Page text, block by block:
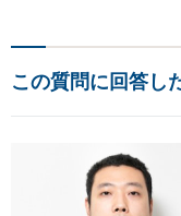
この質問に回答し